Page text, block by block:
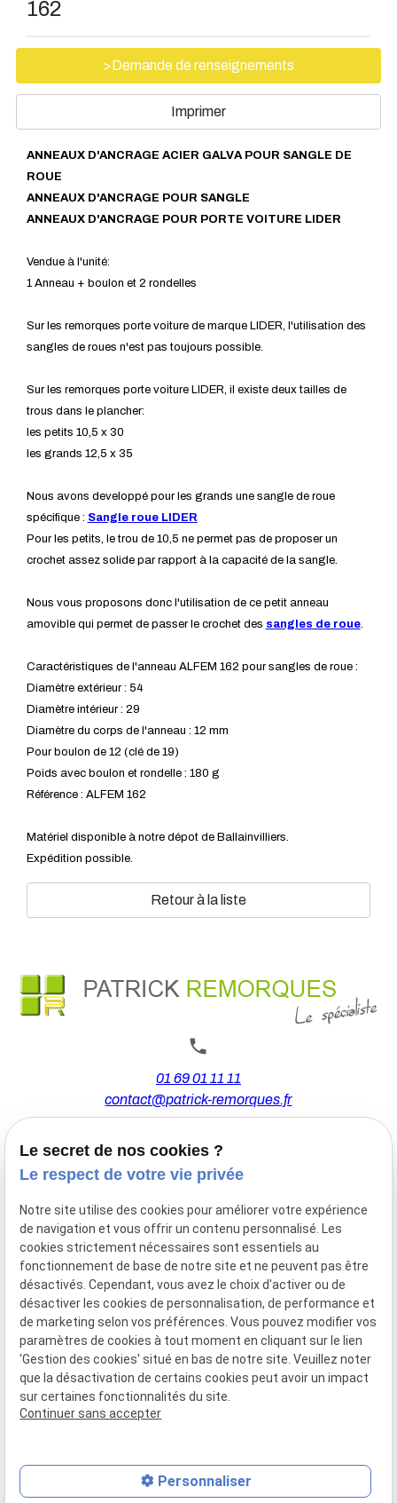
162
>Demande de renseignements
Imprimer
ANNEAUX D'ANCRAGE ACIER GALVA POUR SANGLE DE
ROUE
ANNEAUX D'ANCRAGE POUR SANGLE
ANNEAUX D'ANCRAGE POUR PORTE VOITURE LIDER
Vendue à l'unité:
1 Anneau + boulon et 2 rondelles
Sur les remorques porte voiture de marque LIDER, l'utilisation des
sangles de roues n'est pas toujours possible.
Sur les remorques porte voiture LIDER, il existe deux tailles de
trous dans le plancher:
les petits 10,5 x 30
les grands 12,5 x 35
Nous avons developpé pour les grands une sangle de roue
spécifique : Sangle roue LIDER
Pour les petits, le trou de 10,5 ne permet pas de proposer un
crochet assez solide par rapport à la capacité de la sangle.
Nous vous proposons donc l'utilisation de ce petit anneau
amovible qui permet de passer le crochet des sangles de roue.
Caractéristiques de l'anneau ALFEM 162 pour sangles de roue :
Diamètre extérieur : 54
Diamètre intérieur : 29
Diamètre du corps de l'anneau : 12 mm
Pour boulon de 12 (clé de 19)
Poids avec boulon et rondelle : 180 g
Référence : ALFEM 162
Matériel disponible à notre dépot de Ballainvilliers.
Expédition possible.
Retour à la liste
01 69 01 11 11
contact@patrick-remorques.fr
44 Avenue de la Division Leclerc
91160 BALLAINVILLIERS
Du Mardi au Samedi
De 9h00 à 12h30 et de 13h30 à 18h00
Le Lundi sur rendez-vous.
Mentions
légales
Politique de
confidentialité
Gestion
des
cookies
Plan du
site
Siret :77556328100028
Le secret de nos cookies ?
Le respect de votre vie privée
Notre site utilise des cookies pour améliorer votre expérience
de navigation et vous offrir un contenu personnalisé. Les
cookies strictement nécessaires sont essentiels au
fonctionnement de base de notre site et ne peuvent pas être
désactivés. Cependant, vous avez le choix d'activer ou de
désactiver les cookies de personnalisation, de performance et
de marketing selon vos préférences. Vous pouvez modifier vos
paramètres de cookies à tout moment en cliquant sur le lien
'Gestion des cookies' situé en bas de notre site. Veuillez noter
que la désactivation de certains cookies peut avoir un impact
sur certaines fonctionnalités du site.
Continuer sans accepter
Personnaliser